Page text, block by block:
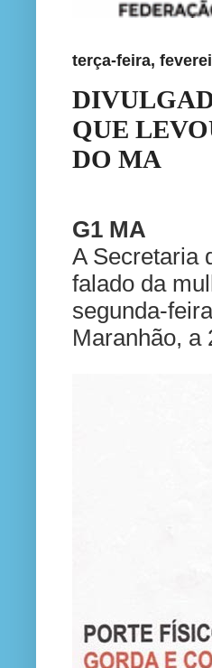
terça-feira,
QUE
DO MA
G1 MA
A Secretaria
falado da
segunda-
Maranhão, a